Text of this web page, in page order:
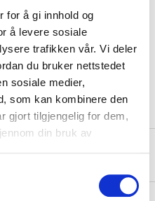
for å gi innhold og
å levere sosiale
trafikken vår. Vi deler
du bruker nettstedet
sosiale medier,
som kan kombinere den
gjort tilgjengelig for dem,
din bruk av
50 cl
Norway